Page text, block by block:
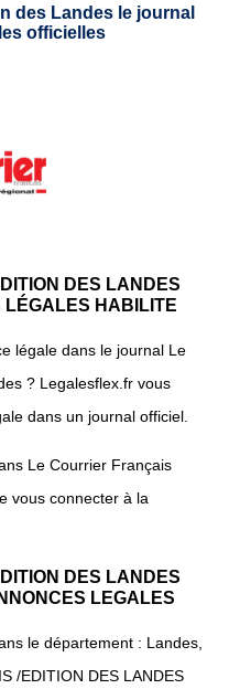
des Landes le journal
officielles
DES LANDES
HABILITE
légale dans le journal Le
? Legalesflex.fr vous
dans un journal officiel.
Le Courrier Français
vous connecter à la
DES LANDES
LEGALES
le département : Landes,
/EDITION DES LANDES